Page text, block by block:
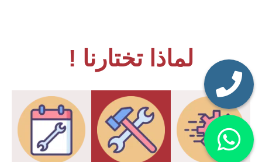
لماذا تختارنا !